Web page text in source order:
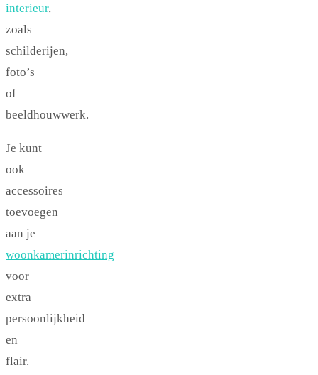
interieur,
zoals
schilderijen,
foto’s
of
beeldhouwwerk.
Je kunt
ook
accessoires
toevoegen
aan je
woonkamerinrichting
voor
extra
persoonlijkheid
en
flair.